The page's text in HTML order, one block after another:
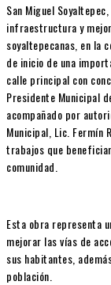
San Miguel
infraestructura y
soyaltepecanas, en la
de inicio de una
calle principal con
Presidente Municipal
acompañado por
Municipal, Lic. Fermín
trabajos que
comunidad.
Esta obra representa
mejorar las vías de
sus habitantes,
población.